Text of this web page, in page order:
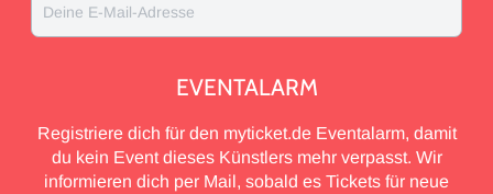
Deine E-Mail-Adresse
EVENTALARM
Registriere dich für den myticket.de Eventalarm, damit
du kein Event dieses Künstlers mehr verpasst. Wir
informieren dich per Mail, sobald es Tickets für neue